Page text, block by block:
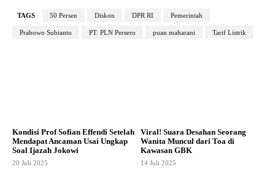
TAGS 50 Persen Diskon DPR RI Pemerintah
Prabowo Subianto PT. PLN Persero puan maharani Tarif Listrik
Kondisi Prof Sofian Effendi Setelah
Mendapat Ancaman Usai Ungkap
Soal Ijazah Jokowi
20 Juli 2025
Viral! Suara Desahan Seorang
Wanita Muncul dari Toa di
Kawasan GBK
14 Juli 2025